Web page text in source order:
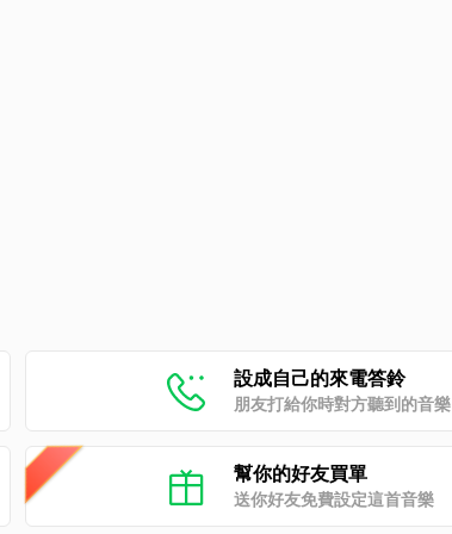
設成自己的來電答鈴
朋友打給你時對方聽到的音樂
幫你的好友買單
送你好友免費設定這首音樂